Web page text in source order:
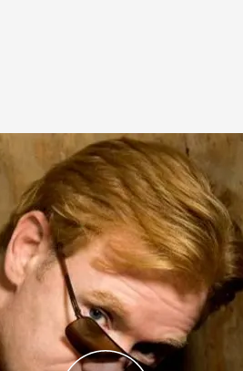
tu serie favorita, este fin de